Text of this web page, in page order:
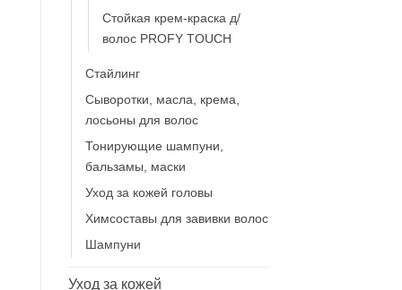
Стойкая крем-краска д/
волос PROFY TOUCH
Стайлинг
Сыворотки, масла, крема,
лосьоны для волос
Тонирующие шампуни,
бальзамы, маски
Уход за кожей головы
Химсоставы для завивки волос
Шампуни
Уход за кожей